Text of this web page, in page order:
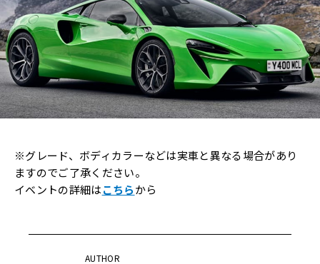
※グレード、ボディカラーなどは実車と異なる場合があり
ますのでご了承ください。
イベントの詳細はこちらから
AUTHOR